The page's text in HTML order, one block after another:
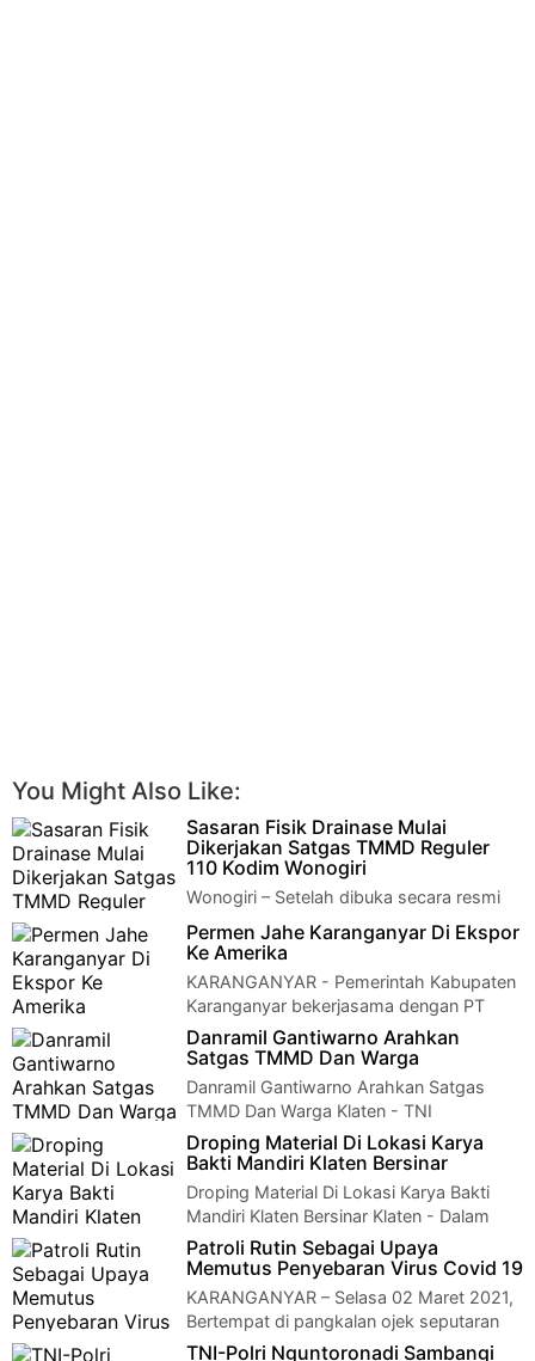
You Might Also Like:
Sasaran Fisik Drainase Mulai
Dikerjakan Satgas TMMD Reguler
110 Kodim Wonogiri
Wonogiri – Setelah dibuka secara resmi
pada tanggal 2 Maret(Kemarin-Red),
pengerjaan sasaran fisik langsung dikebut oleh…
Permen Jahe Karanganyar Di Ekspor
Ke Amerika
KARANGANYAR - Pemerintah Kabupaten
Karanganyar bekerjasama dengan PT
Indo Tropikal Grup yang merupakan perusahaan yang b…
Danramil Gantiwarno Arahkan
Satgas TMMD Dan Warga
Danramil Gantiwarno Arahkan Satgas
TMMD Dan Warga Klaten - TNI
Manunggal Membangun Desa (TMMD) sengkuyung Kodim
0723/Kla…
Droping Material Di Lokasi Karya
Bakti Mandiri Klaten Bersinar
Droping Material Di Lokasi Karya Bakti
Mandiri Klaten Bersinar Klaten - Dalam
rangka membantu petani untuk kelancaran tr…
Patroli Rutin Sebagai Upaya
Memutus Penyebaran Virus Covid 19
KARANGANYAR – Selasa 02 Maret 2021,
Bertempat di pangkalan ojek seputaran
wilayah pasar Balong dan terminal Balong kecam…
TNI-Polri Nguntoronadi Sambangi